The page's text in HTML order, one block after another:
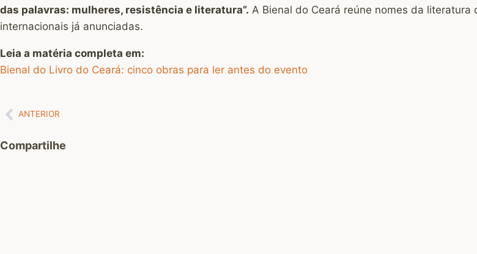
das palavras: mulheres, resistência e literatura”. A Bienal do Ceará reúne nomes da
internacionais já anunciadas.
Leia a matéria completa em:
Bienal do Livro do Ceará: cinco obras para ler antes do evento
ANTERIOR
Compartilhe